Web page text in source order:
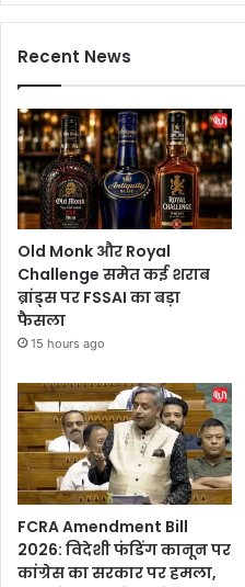
Recent News
Old Monk और Royal
Challenge समेत कई शराब
ब्रांड्स पर FSSAI का बड़ा
फैसला
15 hours ago
FCRA Amendment Bill
2026: विदेशी फंडिंग कानून पर
कांग्रेस का सरकार पर हमला,